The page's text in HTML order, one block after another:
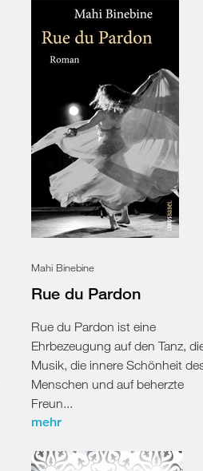
Mahi Binebine
Rue du Pardon
Rue du Pardon ist eine
Ehrbezeugung auf den Tanz,
Musik, die innere Schönheit
Menschen und auf beherzte
Freun...
mehr